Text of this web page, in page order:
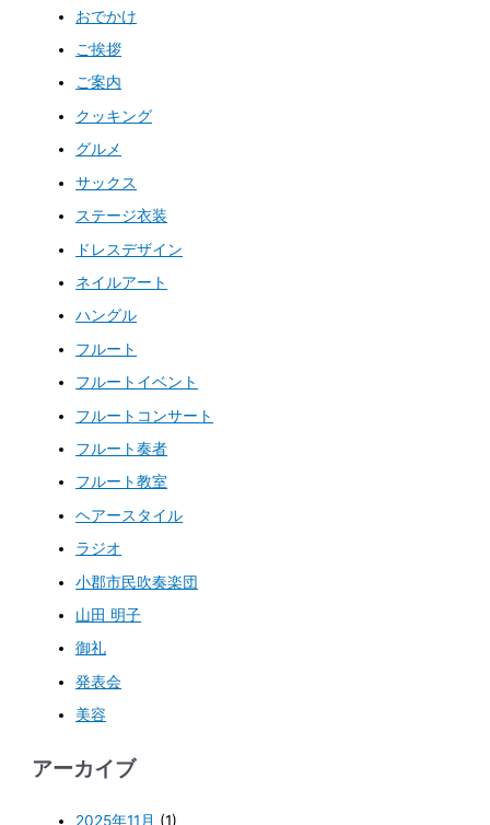
おでかけ
ご挨拶
ご案内
クッキング
グルメ
サックス
ステージ衣装
ドレスデザイン
ネイルアート
ハングル
フルート
フルートイベント
フルートコンサート
フルート奏者
フルート教室
ヘアースタイル
ラジオ
小郡市民吹奏楽団
山田 明子
御礼
発表会
美容
アーカイブ
2025年11月 (1)